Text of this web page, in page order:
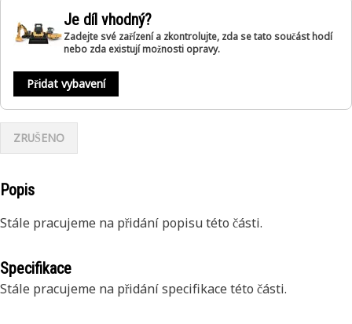
Je díl vhodný?
Zadejte své zařízení a zkontrolujte, zda se tato součást hodí
nebo zda existují možnosti opravy.
Přidat vybavení
ZRUŠENO
Popis
Stále pracujeme na přidání popisu této části.
Specifikace
Stále pracujeme na přidání specifikace této části.